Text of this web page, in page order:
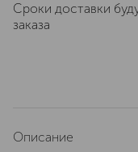
Сроки доставки
заказа
Описание